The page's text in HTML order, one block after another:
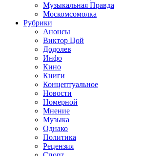
Музыкальная Правда
Москомсомолка
Рубрики
Анонсы
Виктор Цой
Додолев
Инфо
Кино
Книги
Концептуальное
Новости
Номерной
Мнение
Музыка
Однако
Политика
Рецензия